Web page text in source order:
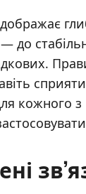
до
кожного з